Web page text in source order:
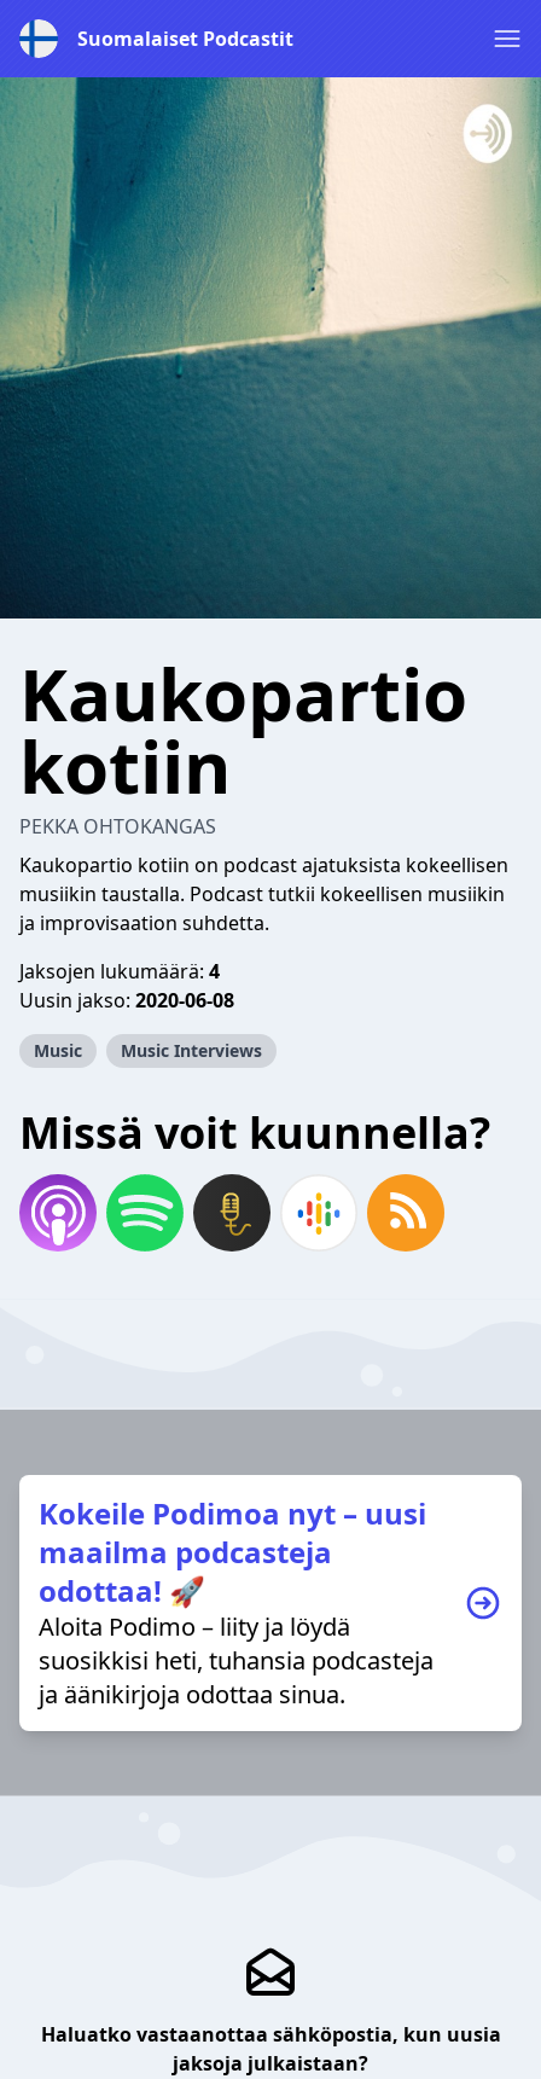
Suomalaiset Podcastit
Kaukopartio
kotiin
PEKKA OHTOKANGAS
Kaukopartio kotiin on podcast ajatuksista kokeellisen
musiikin taustalla. Podcast tutkii kokeellisen musiikin
ja improvisaation suhdetta.
Jaksojen lukumäärä: 4
Uusin jakso: 2020-06-08
Music Music Interviews
Missä voit kuunnella?
Kokeile Podimoa nyt – uusi
maailma podcasteja
odottaa! 🚀
Aloita Podimo – liity ja löydä
suosikkisi heti, tuhansia podcasteja
ja äänikirjoja odottaa sinua.
Haluatko vastaanottaa sähköpostia, kun uusia
jaksoja julkaistaan?